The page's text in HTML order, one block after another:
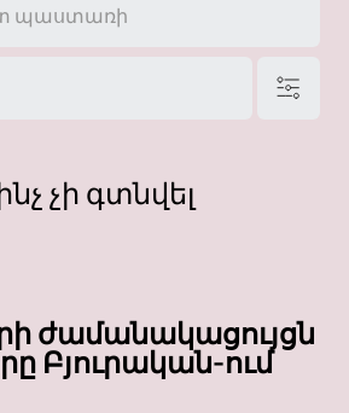
չի գտնվել
ժամանակացույցն
Բյուրական-ում